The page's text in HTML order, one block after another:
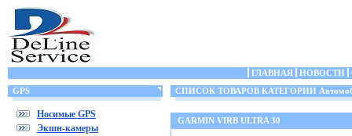
ГЛАВНАЯ НОВОСТИ
GPS
Носимые GPS
Экшн-камеры
СПИСОК ТОВАРОВ КАТЕГОРИИ
GARMIN VIRB ULTRA 30